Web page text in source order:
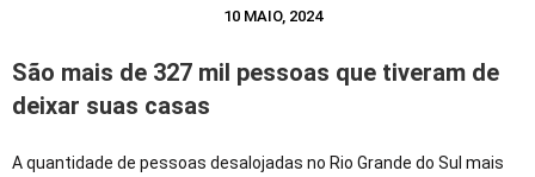
10 MAIO, 2024
São mais de 327 mil pessoas que tiveram de
deixar suas casas
A quantidade de pessoas desalojadas no Rio Grande do Sul mais